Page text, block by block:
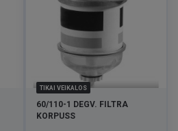
TIKAI VEIKALOS
60/110-1 DEGV. FILTRA
KORPUSS